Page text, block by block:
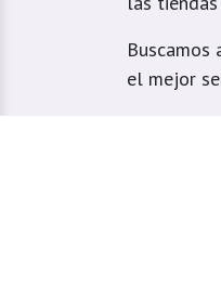
el mejor